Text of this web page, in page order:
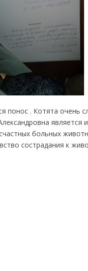
понос . Котята очень
является
больных
сострадания к